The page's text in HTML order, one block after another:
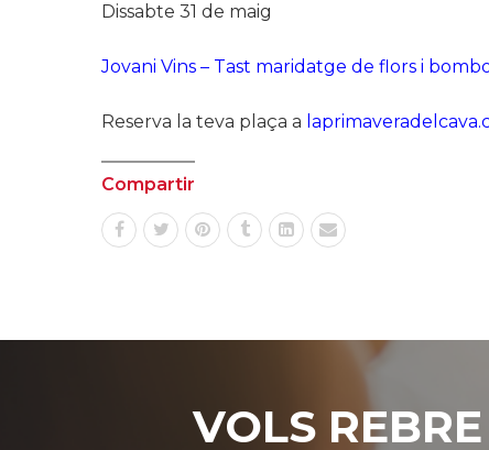
Dissabte 31 de maig
Jovani Vins – Tast maridatge de flors i
Reserva la teva plaça a
Compartir
VOLS